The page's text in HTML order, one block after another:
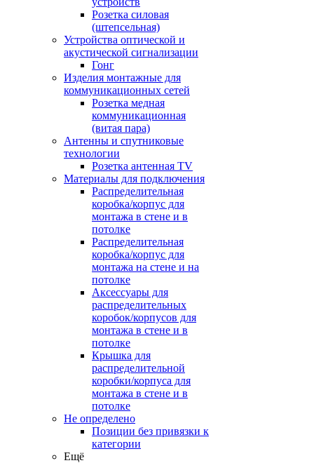
Розетка силовая
(штепсельная)
Устройства оптической и
акустической сигнализации
Гонг
Изделия монтажные для
коммуникационных сетей
Розетка медная
коммуникационная
(витая пара)
Антенны и спутниковые
технологии
Розетка антенная TV
Материалы для подключения
Распределительная
коробка/корпус для
монтажа в стене и в
потолке
Распределительная
коробка/корпус для
монтажа на стене и на
потолке
Аксессуары для
распределительных
коробок/корпусов для
монтажа в стене и в
потолке
Крышка для
распределительной
коробки/корпуса для
монтажа в стене и в
потолке
Не определено
Позиции без привязки к
категории
Ещё